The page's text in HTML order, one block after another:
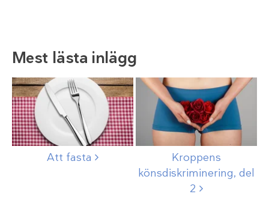
Mest lästa inlägg
Att fasta
Kroppens
könsdiskriminering, del
2